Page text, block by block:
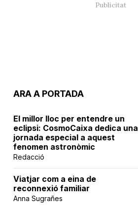
ARA A PORTADA
El millor lloc per entendre un
eclipsi: CosmoCaixa dedica una
jornada especial a aquest
fenomen astronòmic
Redacció
Viatjar com a eina de
reconnexió familiar
Anna Sugrañes